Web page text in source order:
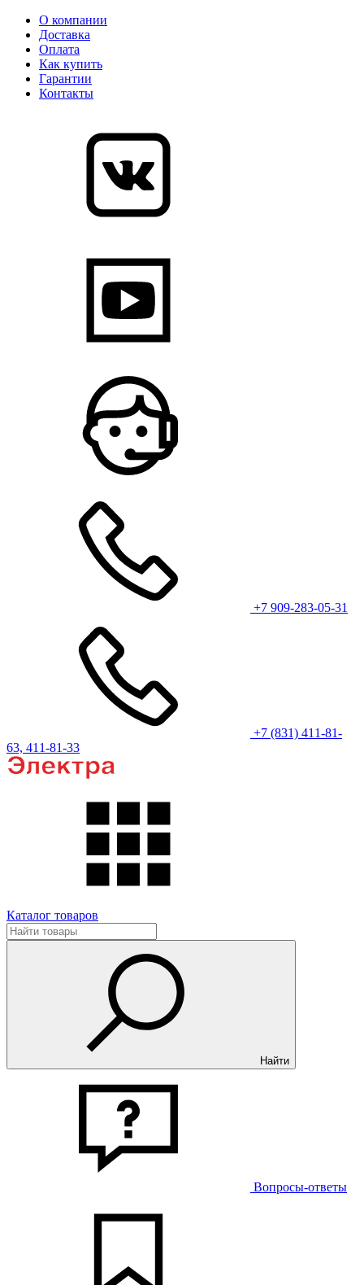
О компании
Доставка
Оплата
Как купить
Гарантии
Контакты
+7 909-283-05-31
+7 (831) 411-81-
63, 411-81-33
Каталог товаров
Найти
Вопросы-ответы